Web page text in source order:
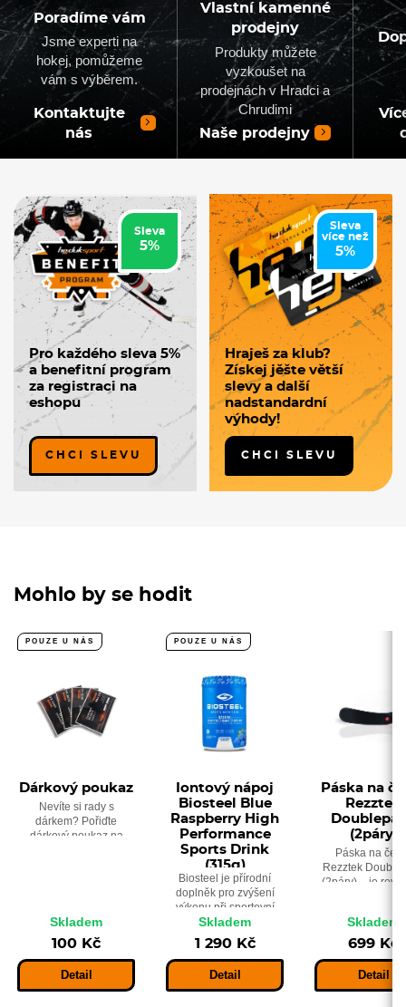
Poradíme vám
Jsme experti na
hokej, pomůžeme
vám s výběrem.
Kontaktujte
nás
Vlastní kamenné
prodejny
Produkty můžete
vyzkoušet na
prodejnách v Hradci a
Chrudimi
Naše prodejny
Sleva
5%
Pro každého sleva 5%
a benefitní program
za registraci na
eshopu
CHCI SLEVU
Sleva
více než
5%
Hraješ za klub?
Získej jěšte větší
slevy a další
nadstandardní
výhody!
CHCI SLEVU
Mohlo by se hodit
POUZE U NÁS
Dárkový poukaz
Nevíte si rady s
dárkem? Pořiďte
dárkový poukaz na
Skladem
100 Kč
Detail
POUZE U NÁS
Iontový nápoj
Biosteel Blue
Raspberry High
Performance
Sports Drink
(315g)
Biosteel je přírodní
doplněk pro zvýšení
výkonu při sportovní
zátěži. Příchuť: modrá
malina.
Skladem
1 290 Kč
Detail
Páska na
Rezztek
(2páry)
Páska na
Rezztek
(2páry) - je
materiálem,
speciálně
Skladem
699 Kč
Detail